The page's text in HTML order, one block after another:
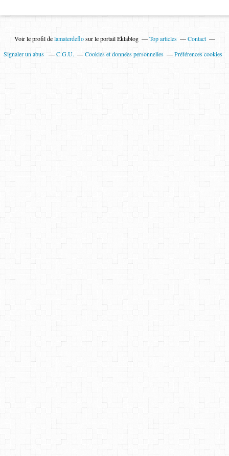
Voir le profil delamaterdeflosur le portail Eklablog Top articles
Contact
Signaler un abus
C.G.U. Cookies et données personnelles Préférences cookies